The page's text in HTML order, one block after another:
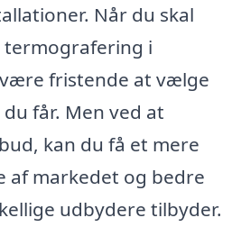
Når du skal
i
fristende at vælge
får. Men ved at
kan du få et mere
af markedet og bedre
udbydere tilbyder.